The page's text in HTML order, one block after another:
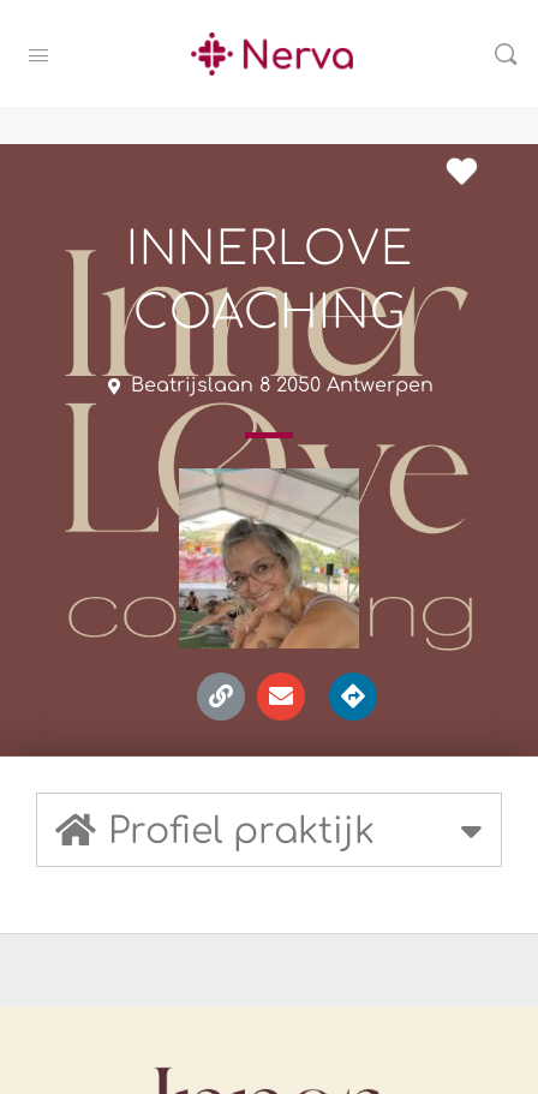
INNERLOVE
COACHING
Beatrijslaan 8 2050 Antwerpen
Profiel praktijk